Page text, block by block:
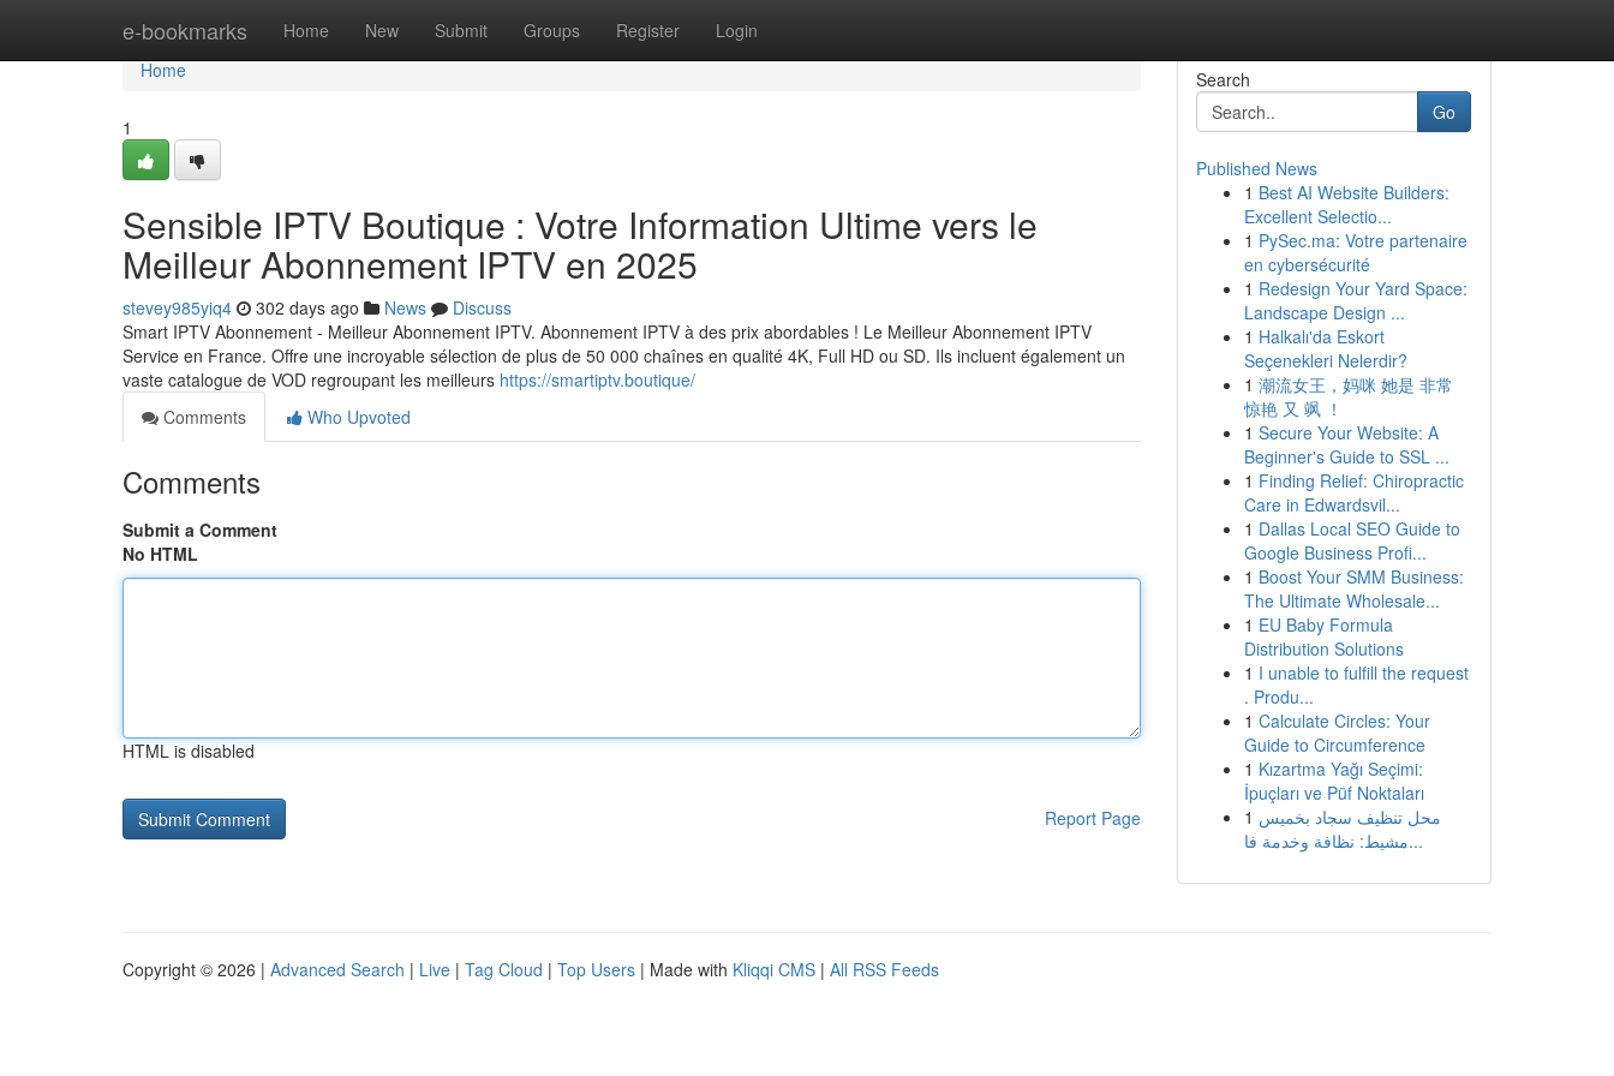
e-bookmarks Home New Submit Groups Register Login
Home
Home
1
Sensible IPTV Boutique : Votre Information Ultime vers le
Meilleur Abonnement IPTV en 2025
stevey985yiq4 302 days ago News
Discuss
Smart IPTV Abonnement - Meilleur Abonnement IPTV. Abonnement IPTV à des prix abordables ! Le Meilleur Abonnement IPTV
Service en France. Offre une incroyable sélection de plus de 50 000 chaînes en qualité 4K, Full HD ou SD. Ils incluent également un
vaste catalogue de VOD regroupant les meilleurs https://smartiptv.boutique/
Comments
Who Upvoted
Comments
Submit a Comment
No HTML
HTML is disabled
Report Page
Search
Go
Published News
1 Best AI Website Builders:
Excellent Selectio...
1 PySec.ma: Votre partenaire
en cybersécurité
1 Redesign Your Yard Space:
Landscape Design ...
1 Halkalı'da Eskort
Seçenekleri Nelerdir?
1 潮流女王，妈咪 她是 非常
惊艳 又 飒 ！
1 Secure Your Website: A
Beginner's Guide to SSL ...
1 Finding Relief: Chiropractic
Care in Edwardsvil...
1 Dallas Local SEO Guide to
Google Business Profi...
1 Boost Your SMM Business:
The Ultimate Wholesale...
1 EU Baby Formula
Distribution Solutions
1 I unable to fulfill the request
. Produ...
1 Calculate Circles: Your
Guide to Circumference
1 Kızartma Yağı Seçimi:
İpuçları ve Püf Noktaları
1 محل تنظيف سجاد بخميس
مشيط: نظافة وخدمة فا...
Copyright © 2026 | Advanced Search | Live | Tag Cloud | Top Users | Made with Kliqqi CMS | All RSS Feeds